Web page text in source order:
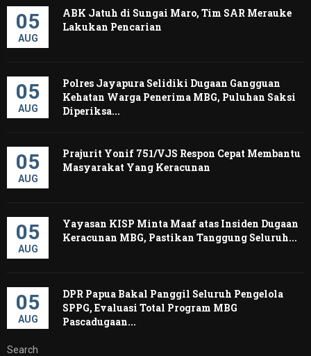
05
AUG
ABK Jatuh di Sungai Maro, Tim SAR Merauke
Lakukan Pencarian
05
AUG
Polres Jayapura Selidiki Dugaan Gangguan
Kehatan Warga Penerima MBG, Puluhan Saksi
Diperiksa...
05
AUG
Prajurit Yonif 751/VJS Respon Cepat Membantu
Masyarakat Yang Keracunan
05
AUG
Yayasan KISP Minta Maaf atas Insiden Dugaan
Keracunan MBG, Pastikan Tanggung Seluruh...
05
AUG
DPR Papua Bakal Panggil Seluruh Pengelola
SPPG, Evaluasi Total Program MBG
Pascadugaan...
Search